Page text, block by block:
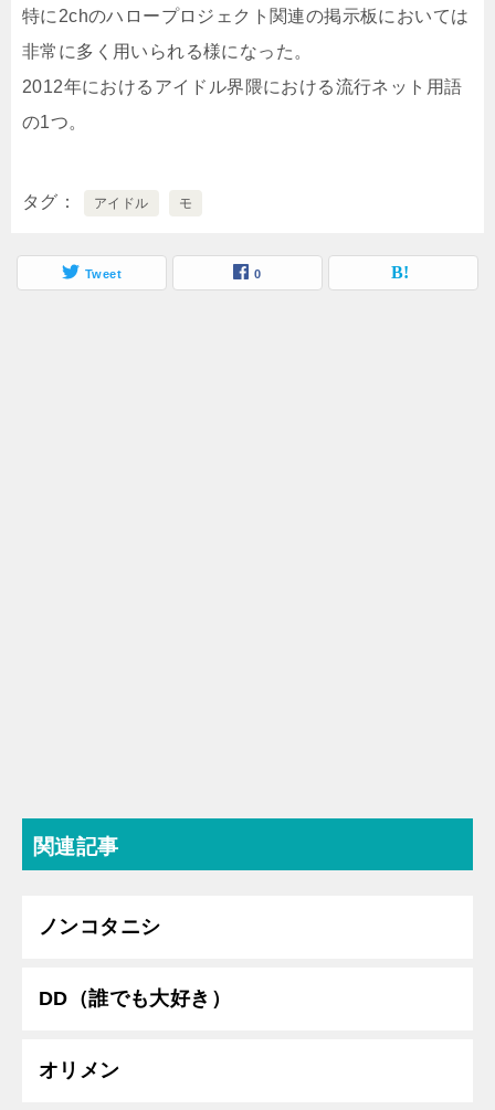
特に2chのハロープロジェクト関連の掲示板においては
非常に多く用いられる様になった。
2012年におけるアイドル界隈における流行ネット用語
の1つ。
タグ アイドル モ
Tweet 0
関連記事
ノンコタニシ
DD（誰でも大好き）
オリメン